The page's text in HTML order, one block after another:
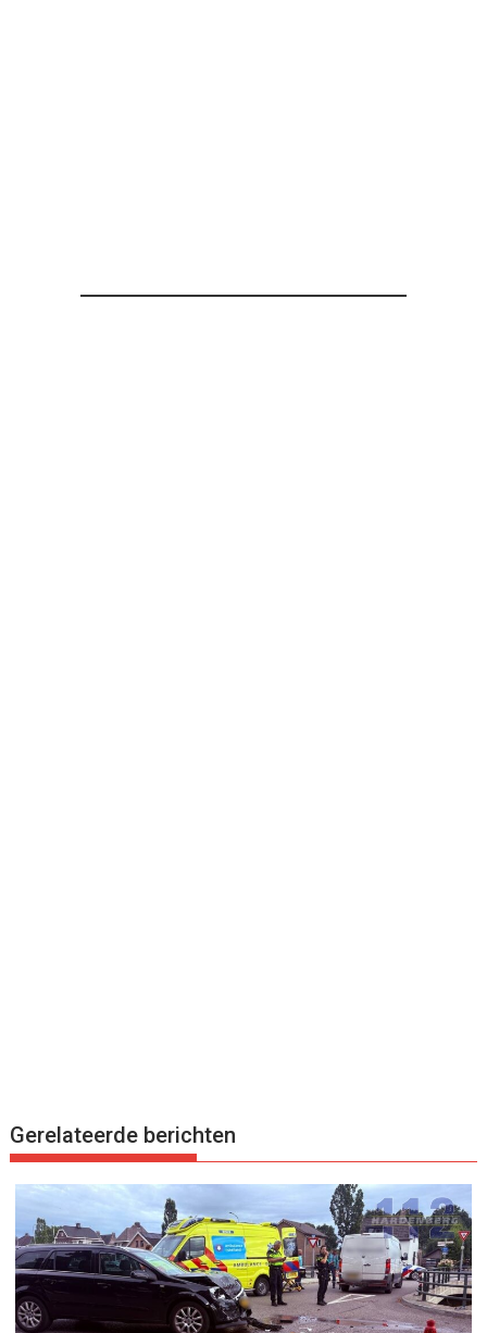
Gerelateerde berichten